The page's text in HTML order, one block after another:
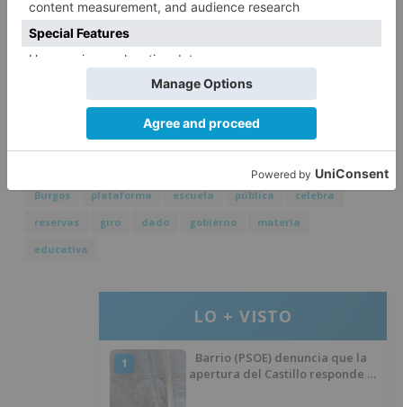
la protagonista sea la Comunidad Educativa y la
sociedad en su conjunto y no solo unas cuantas
de las siglas que pueblan el hemiciclo y porque
tampoco quieren un Pacto que termine
consistiendo en meros retoques de la LOMCE.
Burgos plataforma escuela pública
celebra
reservas
giro dado gobierno
materia
educativa
LO + VISTO
1
Barrio (PSOE) denuncia que la
apertura del Castillo responde a